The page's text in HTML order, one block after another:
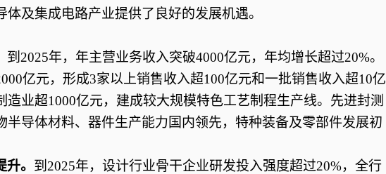
及集成电路产业提供了良好的发展机遇。
到 2025年，年主营业务收入突破4000亿元，年均增长超过20%。
亿元，形成3家以上销售收入超100亿元和一批销售收入超10亿
造业超1000亿元，建成较大规模特色工艺制程生产线。先进封测
半导体材料、器件生产能力国内领先，特种装备及零部件发展初
。 到 2025年，设计行业骨干企业研发投入强度超过20%，全行